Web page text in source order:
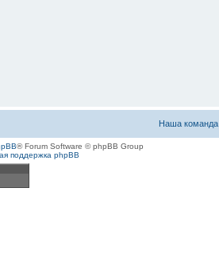
Наша команда
® Forum Software © phpBB Group
поддержка phpBB